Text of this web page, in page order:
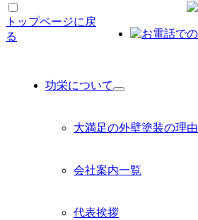
功栄について
サ
ニ
を
大満足の外壁塗装の理由
会社案内一覧
代表挨拶
トップページに戻
る